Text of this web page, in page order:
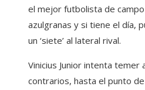
el mejor futbolista de
azulgranas y si tiene el día,
un ‘siete’ al lateral rival.
Vinicius Junior intenta temer
contrarios, hasta el punto